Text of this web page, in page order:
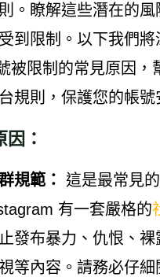
。瞭解這些潛在的風
到限制。以下我們將
被限制的常見原因，
規則，保護您的帳號
：
規範： 這是最常見
有一套嚴格的
發布暴力、仇恨、裸
等內容。請務必仔細